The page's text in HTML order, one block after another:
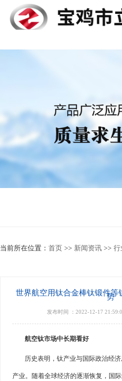
热搜关键词： TC4钛合金 钛合金棒 钛合金管
当前所在位置： 首页 >> 新闻资讯 >> 行
世界航空用钛合金棒钛锻件等
势
发布时间 ：2022-12-17
航空钛市场中长期看好
历史表明，钛产业与国际政治经
产业。随着全球经济的逐渐恢复，国